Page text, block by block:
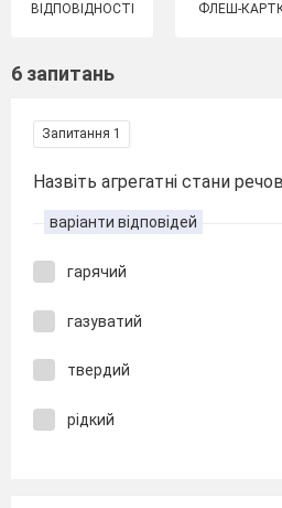
ВІДПОВІДНОСТІ ФЛЕШ-
6 запитань
Запитання 1
Назвіть агрегатні стани
варіанти відповідей
гарячий
газуватий
твердий
рідкий